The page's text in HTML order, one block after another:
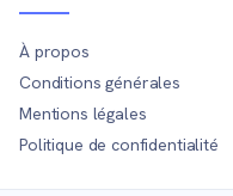
À propos
Conditions générales
Mentions légales
Politique de confidentialité